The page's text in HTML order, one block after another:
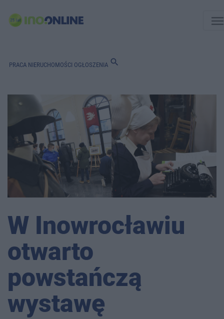
PRACA NIERUCHOMOŚCI OGŁOSZENIA search
W Inowrocławiu
otwarto
powstańczą
wystawę